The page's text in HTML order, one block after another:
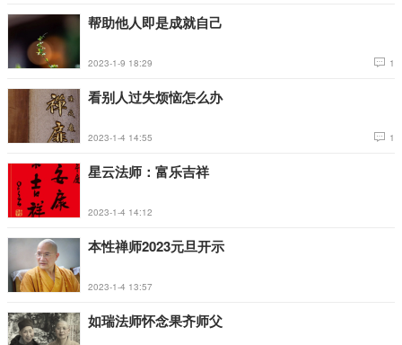
帮助他人即是成就自己
2023-1-9 18:29 1
看别人过失烦恼怎么办
2023-1-4 14:55 1
星云法师：富乐吉祥
2023-1-4 14:12
本性禅师2023元旦开示
2023-1-4 13:57
如瑞法师怀念果齐师父